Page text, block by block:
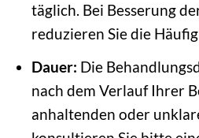
täglich. Bei Besserung
reduzieren Sie die
Dauer: Die
nach dem Verlauf Ihrer
anhaltenden oder